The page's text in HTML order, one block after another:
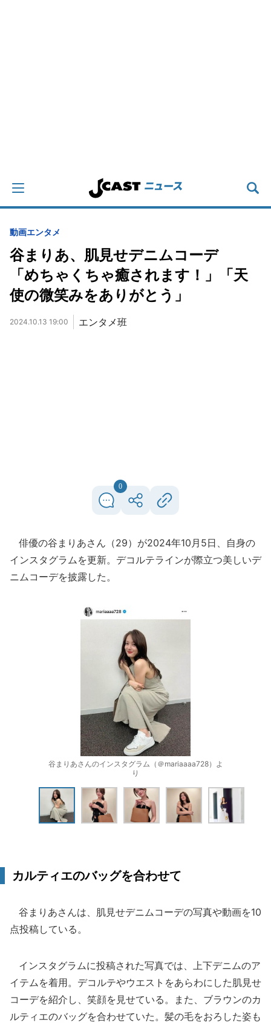
動画エンタメ
谷まりあ、肌見せデニムコーデ
「めちゃくちゃ癒されます！」「天
使の微笑みをありがとう」
2024.10.13 19:00 エンタメ班
0
俳優の谷まりあさん（29）が2024年10月5日、自身の
インスタグラムを更新。デコルテラインが際立つ美しいデ
ニムコーデを披露した。
谷まりあさんのインスタグラム（＠mariaaaa728）よ
り
カルティエのバッグを合わせて
谷まりあさんは、肌見せデニムコーデの写真や動画を10
点投稿している。
インスタグラムに投稿された写真では、上下デニムのア
イテムを着用。デコルテやウエストをあらわにした肌見せ
コーデを紹介し、笑顔を見せている。また、ブラウンのカ
ルティエのバッグを合わせていた。髪の毛をおろした姿も